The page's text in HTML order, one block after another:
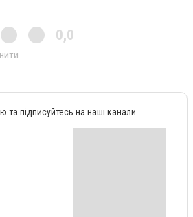
0,0
та підписуйтесь на наші канали